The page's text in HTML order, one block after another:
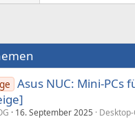
Asus NUC: Mini-PCs
16. September 2025